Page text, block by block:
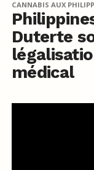
CANNABIS AUX
Duterte
médical